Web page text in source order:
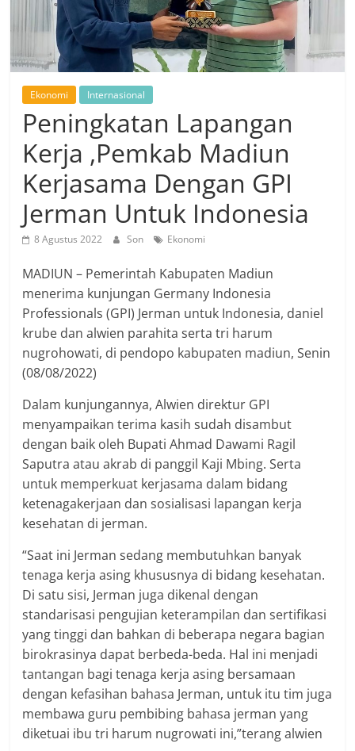
Ekonomi Internasional
Peningkatan Lapangan
Kerja ,Pemkab Madiun
Kerjasama Dengan GPI
Jerman Untuk Indonesia
8 Agustus 2022 Son Ekonomi
MADIUN – Pemerintah Kabupaten Madiun
menerima kunjungan Germany Indonesia
Professionals (GPI) Jerman untuk Indonesia, daniel
krube dan alwien parahita serta tri harum
nugrohowati, di pendopo kabupaten madiun, Senin
(08/08/2022)
Dalam kunjungannya, Alwien direktur GPI
menyampaikan terima kasih sudah disambut
dengan baik oleh Bupati Ahmad Dawami Ragil
Saputra atau akrab di panggil Kaji Mbing. Serta
untuk memperkuat kerjasama dalam bidang
ketenagakerjaan dan sosialisasi lapangan kerja
kesehatan di jerman.
“Saat ini Jerman sedang membutuhkan banyak
tenaga kerja asing khususnya di bidang kesehatan.
Di satu sisi, Jerman juga dikenal dengan
standarisasi pengujian keterampilan dan sertifikasi
yang tinggi dan bahkan di beberapa negara bagian
birokrasinya dapat berbeda-beda. Hal ini menjadi
tantangan bagi tenaga kerja asing bersamaan
dengan kefasihan bahasa Jerman, untuk itu tim juga
membawa guru pembibing bahasa jerman yang
diketuai ibu tri harum nugrowati ini,”terang alwien